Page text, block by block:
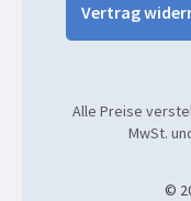
Vertrag
©
Alle Preise
MwSt.